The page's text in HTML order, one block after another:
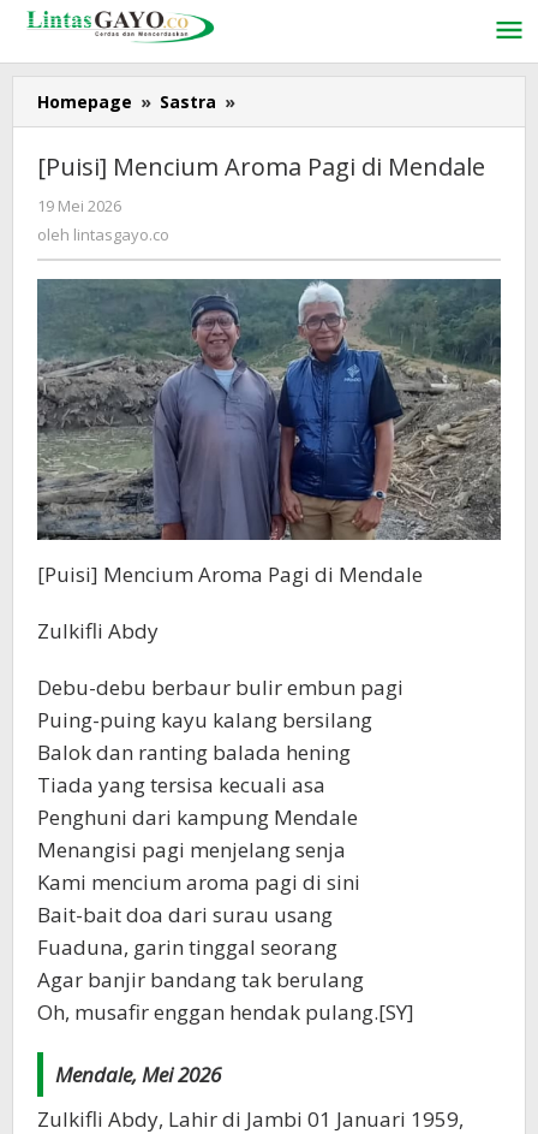
Lewati
konten
Homepage » Sastra »
Mencium
Pagi
[Puisi] Mencium Aroma Pagi di Mendale
19 Mei 2026
lintasgayo.co
oleh lintasgayo.co
[Puisi] Mencium Aroma Pagi di Mendale
Zulkifli Abdy
Debu-debu berbaur bulir embun pagi
Puing-puing kayu kalang bersilang
Balok dan ranting balada hening
Tiada yang tersisa kecuali asa
Penghuni dari kampung Mendale
Menangisi pagi menjelang senja
Kami mencium aroma pagi di sini
Bait-bait doa dari surau usang
Fuaduna, garin tinggal seorang
Agar banjir bandang tak berulang
Oh, musafir enggan hendak pulang.[SY]
Mendale, Mei 2026
Zulkifli Abdy, Lahir di Jambi 01 Januari 1959,